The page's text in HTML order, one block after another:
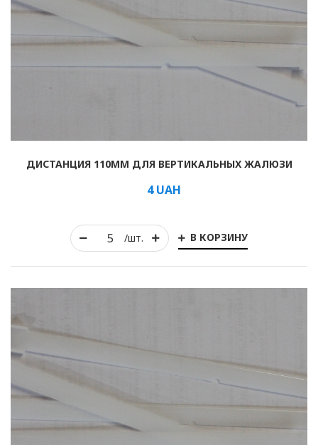
/шт. В КОРЗИНУ
ДИСТАНЦИЯ 110ММ ДЛЯ ВЕРТИКАЛЬНЫХ ЖАЛЮЗИ
4UAH